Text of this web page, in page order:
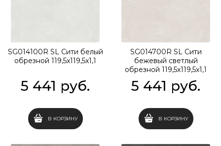
SG014100R SL Сити белый
обрезной 119,5x119,5x1,1
5 441 руб.
В КОРЗИНУ
SG014700R SL Сити
бежевый светлый
обрезной 119,5x119,5x1,1
5 441 руб.
В КОРЗИНУ